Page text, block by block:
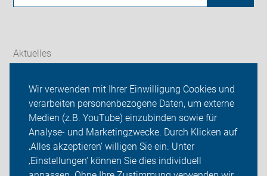
Wir verwenden mit Ihrer Einwilligung Cookies und
verarbeiten personenbezogene Daten, um externe
Medien (z.B. YouTube) einzubinden sowie für
Analyse- und Marketingzwecke. Durch Klicken auf
‚Alles akzeptieren‘ willigen Sie ein. Unter
‚Einstellungen‘ können Sie dies individuell
Aktuelles
Radtouren
ADFC Flensburg
Sei dabei